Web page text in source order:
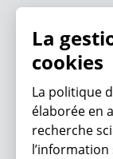
La
cookies
La politique
cookies du
sa mission
donne